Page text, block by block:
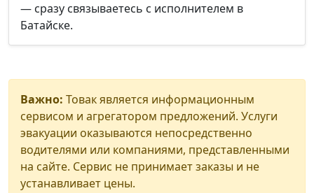
— сразу связываетесь с исполнителем в
Батайске.
Важно: Товак является информационным
сервисом и агрегатором предложений. Услуги
эвакуации оказываются непосредственно
водителями или компаниями, представленными
на сайте. Сервис не принимает заказы и не
устанавливает цены.